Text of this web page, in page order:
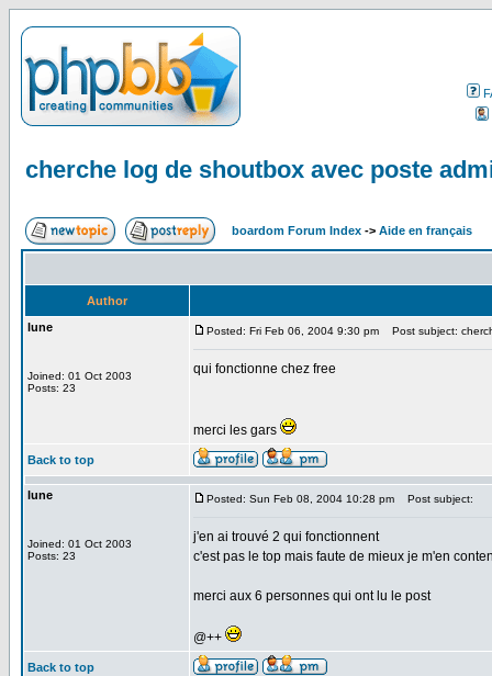
cherche log de shoutbox avec poste
boardom Forum Index -> Aide en français
Author
lune
Joined: 01 Oct 2003
Posts: 23
Posted: Fri Feb 06, 2004 9:30 pm Post subject:
qui fonctionne chez free
merci les gars
Back to top
lune
Joined: 01 Oct 2003
Posts: 23
Posted: Sun Feb 08, 2004 10:28 pm Post subject:
j'en ai trouvé 2 qui fonctionnent
c'est pas le top mais faute de mieux je m'en
merci aux 6 personnes qui ont lu le post
@++
Back to top